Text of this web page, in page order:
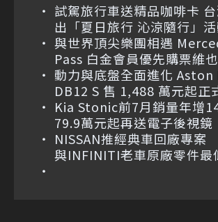
試駕旅行車送精品咖啡卡
出「夏日旅行 沁涼隨行」
與世界頂尖樂團相遇
Pass 白金會員優先購票維
動力與底盤全面進化
DB12 S 售 1,488 萬元起正
Kia Stonic前7月銷量年增
79.9萬元起再送電子後視鏡
NISSAN推經典車回廠專案
與INFINITI老車原廠零件最